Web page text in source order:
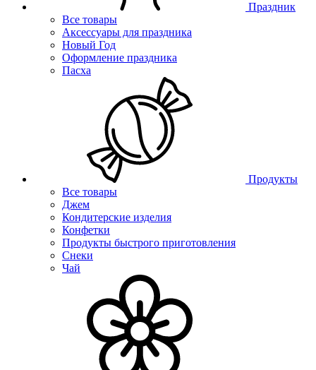
Праздник
Все товары
Аксессуары для праздника
Новый Год
Оформление праздника
Пасха
Продукты
Все товары
Джем
Кондитерские изделия
Конфетки
Продукты быстрого приготовления
Снеки
Чай